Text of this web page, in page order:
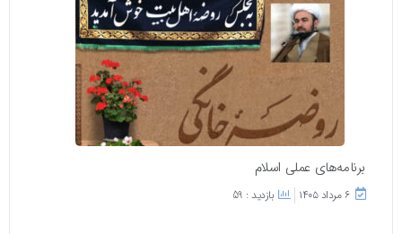
برنامه‌های عملی اسلام
۶ مرداد ۱۴۰۵ بازدید : 59